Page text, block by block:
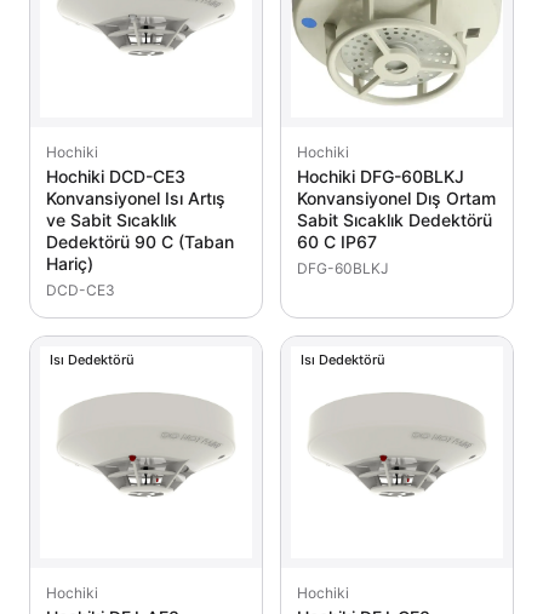
Hochiki
Hochiki DCD-CE3
Konvansiyonel Isı Artış
ve Sabit Sıcaklık
Dedektörü 90 C (Taban
Hariç)
DCD-CE3
Hochiki
Hochiki DFG-60BLKJ
Konvansiyonel Dış Ortam
Sabit Sıcaklık Dedektörü
60 C IP67
DFG-60BLKJ
Isı Dedektörü
Hochiki
Isı Dedektörü
Hochiki